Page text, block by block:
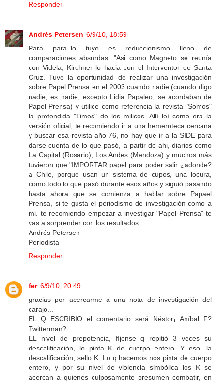
Responder
Andrés Petersen 6/9/10, 18:59
Para para..lo tuyo es reduccionismo lleno de
comparaciones absurdas: "Asi como Magneto se reunía
con Videla, Kirchner lo hacia con el Interventor de Santa
Cruz. Tuve la oportunidad de realizar una investigación
sobre Papel Prensa en el 2003 cuando nadie (cuando digo
nadie, es nadie, excepto Lidia Papaleo, se acordaban de
Papel Prensa) y utilice como referencia la revista "Somos"
la pretendida "Times" de los milicos. Allí leí como era la
versión oficial, te recomiendo ir a una hemeroteca cercana
y buscar esa revista año 76, no hay que ir a la SIDE para
darse cuenta de lo que pasó, a partir de ahi, diarios como
La Capital (Rosario), Los Andes (Mendoza) y muchos más
tuvieron que "IMPORTAR papel para poder salir ¿adonde?
a Chile, porque usan un sistema de cupos, una locura,
como todo lo que pasó durante esos años y siguió pasando
hasta ahora que se comienza a hablar sobre Papael
Prensa, si te gusta el periodismo de investigación como a
mi, te recomiendo empezar a investigar "Papel Prensa" te
vas a sorprender con los resultados.
Andrés Petersen
Periodista
Responder
fer 6/9/10, 20:49
gracias por acercarme a una nota de investigación del
carajo...
EL Q ESCRIBIO el comentario será Néstor¡ Aníbal F?
Twitterman?
EL nivel de prepotencia, fíjense q repitió 3 veces su
descalificación, lo pinta K de cuerpo entero. Y eso, la
descalificación, sello K. Lo q hacemos nos pinta de cuerpo
entero, y por su nivel de violencia simbólica los K se
acercan a quienes culposamente presumen combatir, en